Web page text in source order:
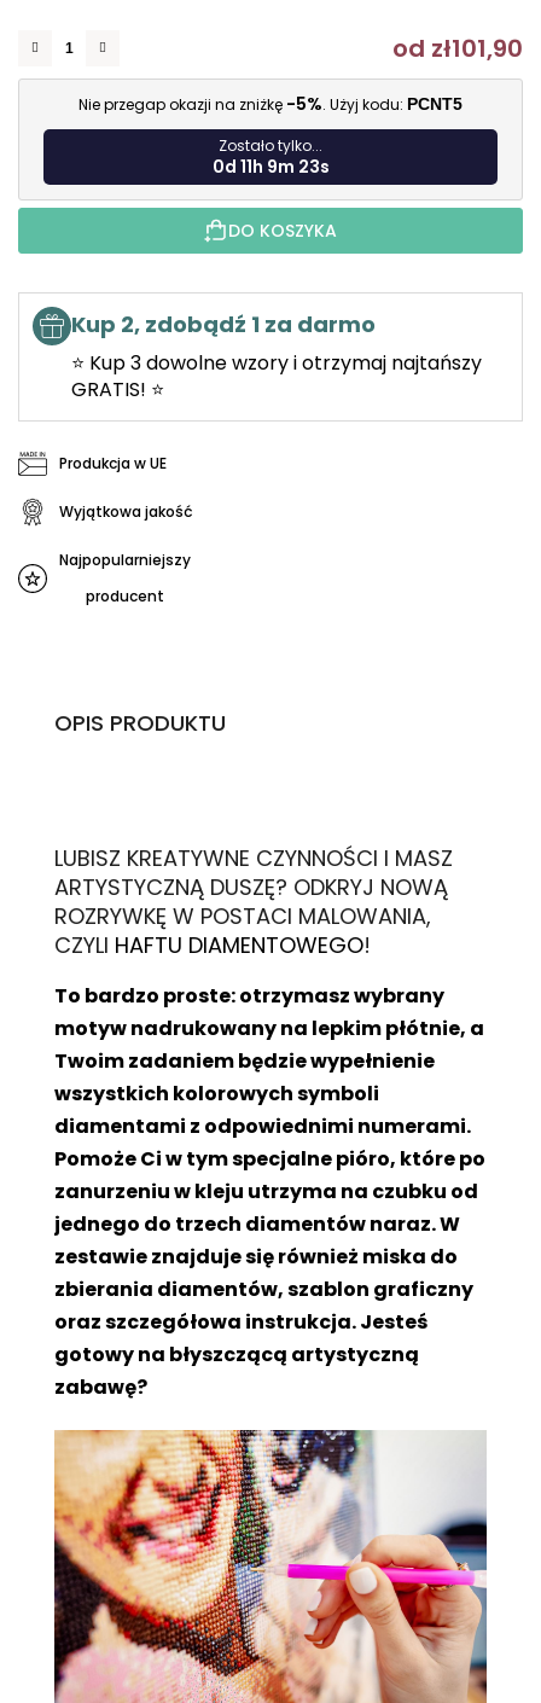
od zł101,90
Nie przegap okazji na zniżkę -5%. Użyj kodu: PCNT5
Zostało tylko...
0d 11h 9m 22s
DO KOSZYKA
Kup 2, zdobądź 1 za darmo
⭐ Kup 3 dowolne wzory i otrzymaj najtańszy
GRATIS! ⭐
Produkcja w UE
Wyjątkowa jakość
Najpopularniejszy
producent
OPIS PRODUKTU
LUBISZ KREATYWNE CZYNNOŚCI I MASZ
ARTYSTYCZNĄ DUSZĘ? ODKRYJ NOWĄ
ROZRYWKĘ W POSTACI MALOWANIA,
CZYLI HAFTU DIAMENTOWEGO!
To bardzo proste: otrzymasz wybrany
motyw nadrukowany na lepkim płótnie, a
Twoim zadaniem będzie wypełnienie
wszystkich kolorowych symboli
diamentami z odpowiednimi numerami.
Pomoże Ci w tym specjalne pióro, które po
zanurzeniu w kleju utrzyma na czubku od
jednego do trzech diamentów naraz. W
zestawie znajduje się również miska do
zbierania diamentów, szablon graficzny
oraz szczegółowa instrukcja. Jesteś
gotowy na błyszczącą artystyczną
zabawę?